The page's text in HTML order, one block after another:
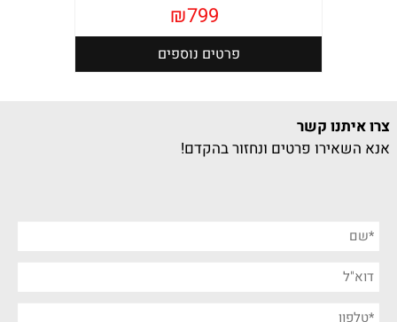
₪799
פרטים נוספים
צרו איתנו קשר
אנא השאירו פרטים ונחזור בהקדם!